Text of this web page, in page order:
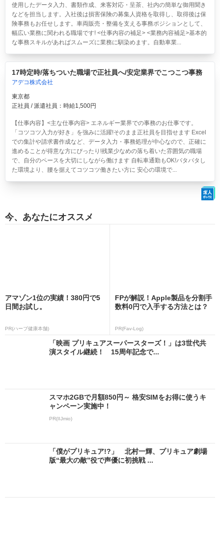
使用したデータ入力、書類作成、来客対応・呈茶、社内の簡単な御用聞き
などを担当します。入社後は損害保険の募集人資格を取得し、取得後は保
険事務もお任せします。車両販売・整備を支える事務ポジションとして、
幅広い業務に関われる職場です! <仕事内容の補足> <業務内容補足>基本的
な事務スキルがあればスムーズに業務に馴染めます。自動車業...
17時定時/落ちついた職場で正社員へ/安定業界でこつこつ事務
アデコ株式会社
東京都
正社員 / 派遣社員：時給1,500円
【仕事内容】<主な仕事内容> エネルギー業界での事務のお仕事です。
「コツコツ入力が好き」を強みに活躍!そのまま正社員を目指せます Excel
での集計や請求書作成など、データ入力・事務処理が中心なので、正確に
進めることが得意な方にぴったり!残業少なめの落ち着いた雰囲気の職場
で、自分のペースを大切にしながら働けます 自転車通勤もOK!バタバタし
た環境より、腰を据えてコツコツ働きたい方に 安心の環境で...
今、あなたにオススメ
アマゾン1位の実績！380円で5
日間お試し。
PR(ハーブ健康本舗)
FPが解説！Apple製品を分割手
数料0円で入手する方法とは？
PR(Fav-Log)
「映画 プリキュアスーパースターズ！」は3世代共
演スタイル継続！ 15周年記念で...
スマホ2GBで月額850円～ 格安SIMをお得に使うキ
ャンペーン実施中！
PR(IIJmio)
「僕がプリキュア!?」 北村一輝、プリキュア劇場
版“最大の敵”役で声優に初挑戦 ...